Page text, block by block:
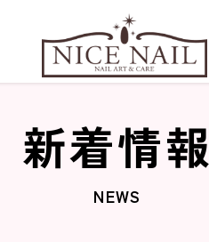
新着情報
NEWS